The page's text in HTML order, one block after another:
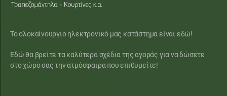
Το ολοκαίνουργιο ηλεκτρονικό μας κατάστημα είναι εδώ!
Εδώ θα βρείτε τα καλύτερα σχέδια της αγοράς για να δώσετε
στο χώρο σας την ατμόσφαιρα που επιθυμείτε!